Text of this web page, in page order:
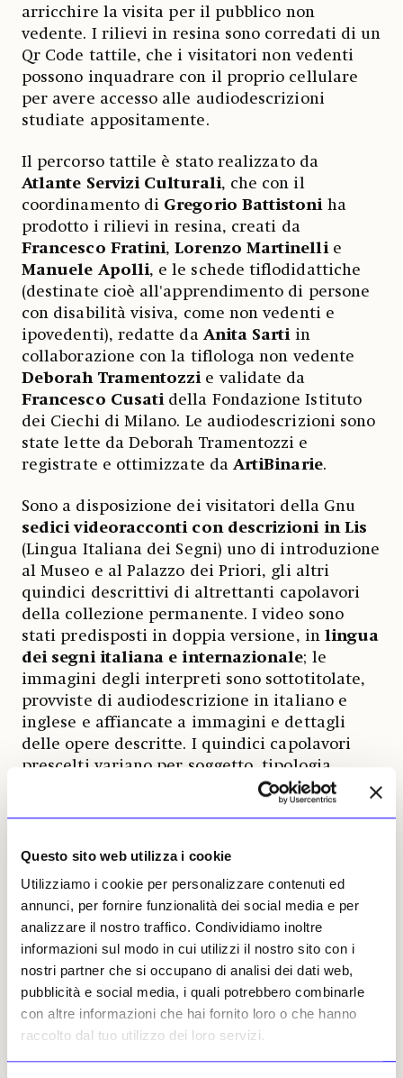
Questo sito web utilizza i cookie
Utilizziamo i cookie per personalizzare contenuti ed
annunci, per fornire funzionalità dei social media e per
analizzare il nostro traffico. Condividiamo inoltre
informazioni sul modo in cui utilizzi il nostro sito con i
nostri partner che si occupano di analisi dei dati web,
pubblicità e social media, i quali potrebbero combinarle
con altre informazioni che hai fornito loro o che hanno
raccolto dal tuo utilizzo dei loro servizi.
arricchire la visita per il pubblico non
vedente. I rilievi in resina sono corredati di un
Qr Code tattile, che i visitatori non vedenti
possono inquadrare con il proprio cellulare
per avere accesso alle audiodescrizioni
studiate appositamente.
Il percorso tattile è stato realizzato da
Atlante Servizi Culturali, che con il
coordinamento di Gregorio Battistoniha
prodotto i rilievi in resina, creati da
Francesco Fratini,Lorenzo Martinellie
Manuele Apolli, e le schede tiflodidattiche
(destinate cioè all'apprendimento di persone
con disabilità visiva, come non vedenti e
ipovedenti), redatte da Anita Sartiin
collaborazione con la tiflologa non vedente
Deborah Tramentozzie validate da
Francesco Cusatidella Fondazione Istituto
dei Ciechi di Milano. Le audiodescrizioni sono
state lette da Deborah Tramentozzi e
registrate e ottimizzate da ArtiBinarie.
Sono a disposizione dei visitatori della Gnu
sedici videoracconti con descrizioni in Lis
(Lingua Italiana dei Segni) uno di introduzione
al Museo e al Palazzo dei Priori, gli altri
quindici descrittivi di altrettanti capolavori
della collezione permanente. I video sono
stati predisposti in doppia versione, in lingua
dei segni italiana e internazionale; le
immagini degli interpreti sono sottotitolate,
provviste di audiodescrizione in italiano e
inglese e affiancate a immagini e dettagli
delle opere descritte. I quindici capolavori
prescelti variano per soggetto, tipologia,
tecnica e cronologia e consentono ai visitatori
sordi di avere un panorama articolato della
consultabili sul sito della Galleria Nazionale
coordinato dalla sezione umbra dell’
Nazionale Sordi Ets Aps-Umbria
e costituito
dagli interpreti
Paola Bonifazi
Chiara Di
Monte
Davy Mariotti
, dagli speaker